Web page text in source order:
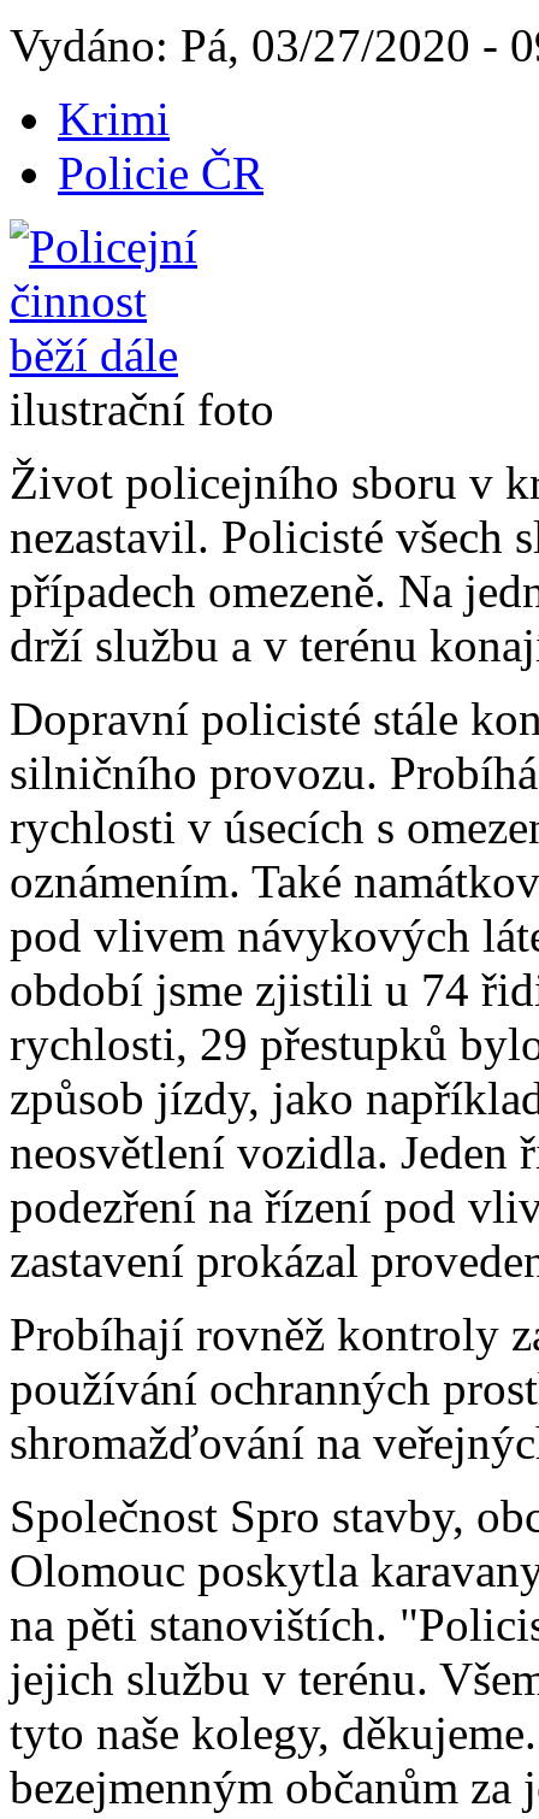
Vydáno: Pá, 03/27/2020 -
Krimi
Policie ČR
ilustrační foto
Život policejního sboru v
nezastavil. Policisté všech
případech omezeně. Na
drží službu a v terénu
Dopravní policisté stále
silničního provozu.
rychlosti v úsecích s
oznámením. Také
pod vlivem návykových
období jsme zjistili u 74
rychlosti, 29 přestupků
způsob jízdy, jako
neosvětlení vozidla.
podezření na řízení pod
zastavení prokázal
Probíhají rovněž kontroly
používání ochranných
shromažďování na
Společnost Spro stavby,
Olomouc poskytla
na pěti stanovištích.
jejich službu v terénu.
tyto naše kolegy,
bezejmenným občanům